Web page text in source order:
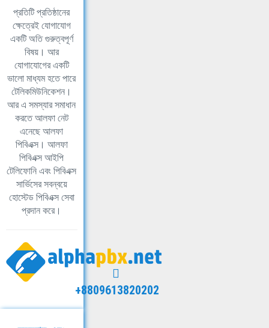
প্রতিটি প্রতিষ্ঠানের
ক্ষেত্রেই যোগাযোগ
একটি অতি গুরুত্বপূর্ণ
বিষয়। আর
যোগাযোগের একটি
ভালো মাধ্যম হতে পারে
টেলিকমিউনিকেশন।
আর এ সমস্যার সমাধান
করতে আলফা নেট
এনেছে আলফা
পিবিএক্স। আলফা
পিবিএক্স আইপি
টেলিফোনি এবং পিবিএক্স
সার্ভিসের সবন্বয়ে
হোস্টেড পিবিএক্স সেবা
প্রদান করে।
+8809613820202